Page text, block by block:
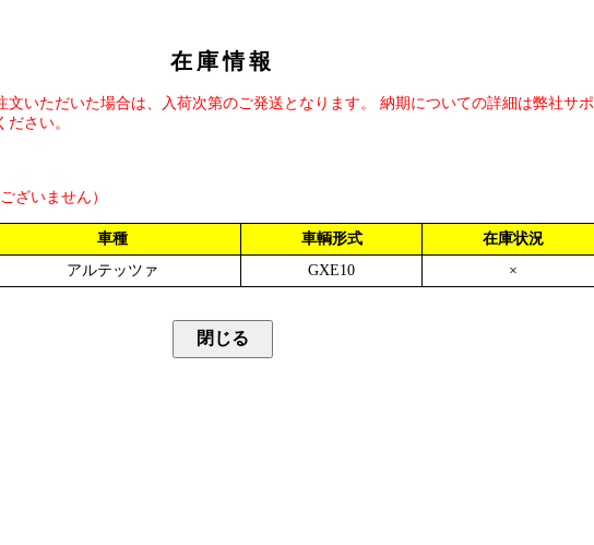
在庫情報
いただいた場合は、入荷次第のご発送となります。 納期についての詳細は弊社サポ
さい。
ざいません）
車種 車輌形式
在庫状況
アルテッツァ GXE10 ×